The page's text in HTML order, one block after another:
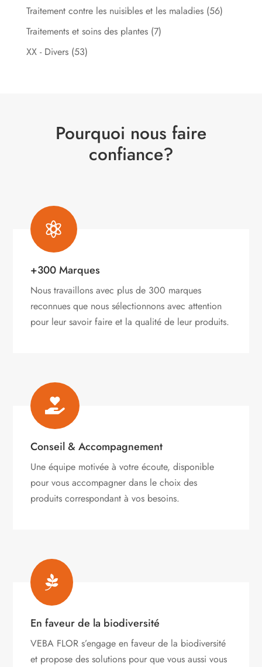
Traitement contre les nuisibles et les maladies (56)
Traitements et soins des plantes (7)
XX - Divers (53)
Pourquoi nous faire
confiance?

+300 Marques
Nous travaillons avec plus de 300 marques
reconnues que nous sélectionnons avec attention
pour leur savoir faire et la qualité de leur produits.

Conseil & Accompagnement
Une équipe motivée à votre écoute, disponible
pour vous accompagner dans le choix des
produits correspondant à vos besoins.

En faveur de la biodiversité
VEBA FLOR s’engageen faveur de la biodiversité
et propose des solutions pour que vous aussi vous